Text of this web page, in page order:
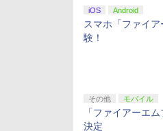
iOS Android
スマホ「ファイ
験！
その他 モバイル
「ファイアーエ
決定